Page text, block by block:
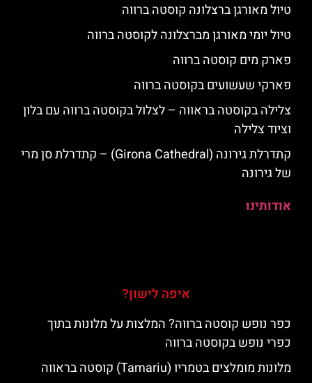
טיול מאורגן ברצלונה קוסטה ברווה
טיול יומי מאורגן מברצלונה לקוסטה ברווה
פארק מים קוסטה ברווה
פארקי שעשועים בקוסטה ברווה
צלילה בקוסטה בראווה – לצלול בקוסטה ברווה עם בלון
וציוד צלילה
קתדרלת גירונה (Girona Cathedral) – קתדרלת סן מרי
של גירונה
אודותינו
איפה לישון?
כפר נופש קוסטה ברווה? המלצות על מלונות בתוך
כפרי נופש בקוסטה ברווה
מלונות מומלצים בטמריו (Tamariu) קוסטה בראווה